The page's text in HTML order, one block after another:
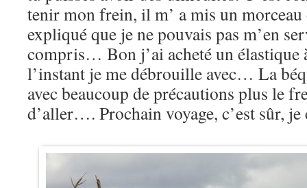
tenir mon frein, il m’ a mis un
expliqué que je ne pouvais pas m’en
compris… Bon j’ai acheté un élastique
l’instant je me débrouille avec… La
avec beaucoup de précautions plus le
d’aller…. Prochain voyage, c’est sûr,